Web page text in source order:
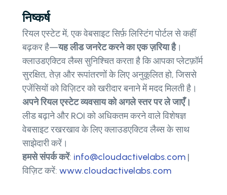
निष्कर्ष
रियल एस्टेट में, एक वेबसाइट सिर्फ़ लिस्टिंग पोर्टल से कहीं
बढ़कर है—यह लीड जनरेट करने का एक ज़रिया है।
क्लाउडएक्टिव लैब्स सुनिश्चित करता है कि आपका प्लेटफ़ॉर्म
सुरक्षित, तेज़ और रूपांतरणों के लिए अनुकूलित हो, जिससे
एजेंसियों को विज़िटर को खरीदार बनाने में मदद मिलती है।
अपने रियल एस्टेट व्यवसाय को अगले स्तर पर ले जाएँ।
लीड बढ़ाने और ROI को अधिकतम करने वाले विशेषज्ञ
वेबसाइट रखरखाव के लिए क्लाउडएक्टिव लैब्स के साथ
साझेदारी करें।
हमसे संपर्क करें: info@cloudactivelabs.com |
विज़िट करें: www.cloudactivelabs.com